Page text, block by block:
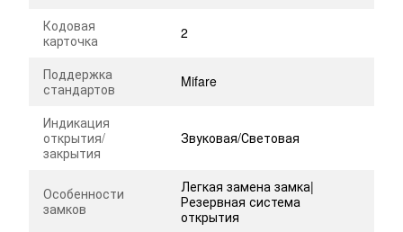
Кодовая
карточка
2
Поддержка
стандартов
Mifare
Индикация
открытия/
закрытия
Звуковая/Световая
Особенности
замков
Легкая замена замка|
Резервная система
открытия